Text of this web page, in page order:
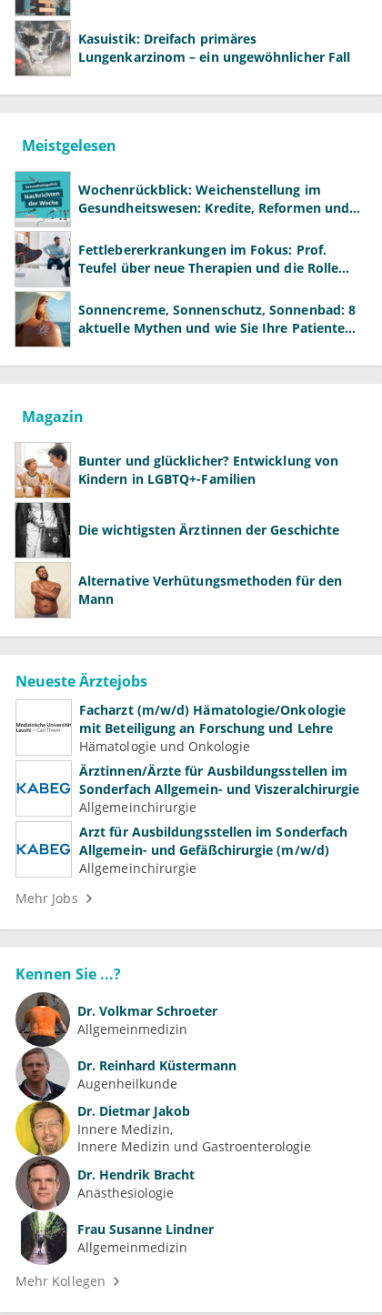
Kasuistik: Dreifach primäres
Lungenkarzinom – ein ungewöhnlicher Fall
Meistgelesen
Wochenrückblick: Weichenstellung im
Gesundheitswesen: Kredite, Reformen und
Fettlebererkrankungen im Fokus: Prof.
Teufel über neue Therapien und die Rolle
Sonnencreme, Sonnenschutz, Sonnenbad: 8
aktuelle Mythen und wie Sie Ihre Patienten
Magazin
Bunter und glücklicher? Entwicklung von
Kindern in LGBTQ+-Familien
Die wichtigsten Ärztinnen der Geschichte
Alternative Verhütungsmethoden für den
Mann
Neueste Ärztejobs
Facharzt (m/w/d) Hämatologie/Onkologie
mit Beteiligung an Forschung und Lehre
Hämatologie und Onkologie
Ärztinnen/Ärzte für Ausbildungsstellen im
Sonderfach Allgemein- und Viszeralchirurgie
Allgemeinchirurgie
Arzt für Ausbildungsstellen im Sonderfach
Allgemein- und Gefäßchirurgie (m/w/d)
Allgemeinchirurgie
Mehr Jobs
Kennen Sie ...?
Dr. Volkmar Schroeter
Allgemeinmedizin
Dr. Reinhard Küstermann
Augenheilkunde
Dr. Dietmar Jakob
Innere Medizin
Innere Medizin und Gastroenterologie
Dr. Hendrik Bracht
Anästhesiologie
Frau Susanne Lindner
Allgemeinmedizin
Mehr Kollegen